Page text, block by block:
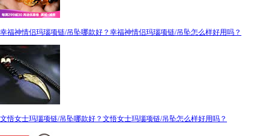
幸福神情侣玛瑙项链/吊坠哪款好？幸福神情侣玛瑙项链/吊坠怎么样好用吗？
文悟女士玛瑙项链/吊坠哪款好？文悟女士玛瑙项链/吊坠怎么样好用吗？